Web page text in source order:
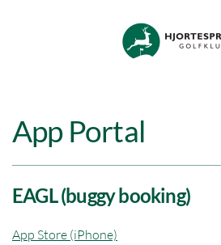
Skip to main content
App Portal
EAGL (buggy booking)
App Store (iPhone)